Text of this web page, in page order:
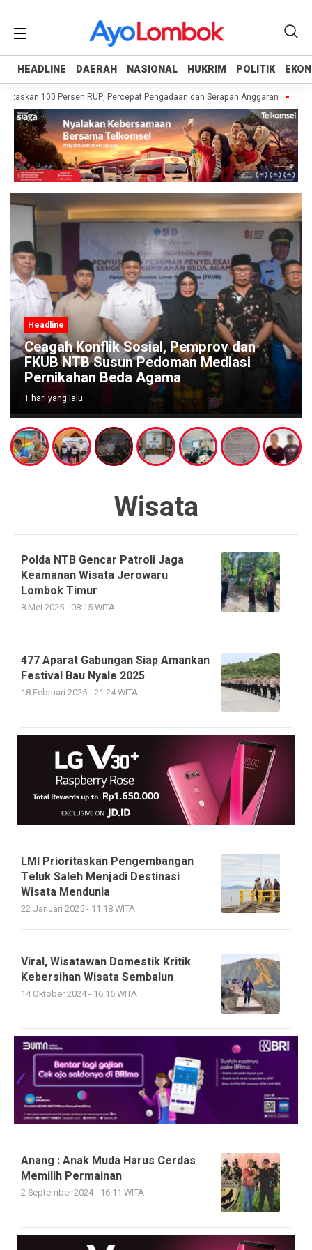
HEADLINE DAERAH NASIONAL HUKRIM POLITIK
HEADLINE DAERAH NASIONAL HUKRIM POLITIK
100 Persen RUP, Percepat Pengadaan dan Serapan Anggaran
Headline
Bidik Lebih dari 145 Ribu Penonton, ITDC
Group dan Polda NTB Matangkan
Persiapan Pertamina Grand Prix of
Indonesia 2026
2 hari yang lalu
Wisata
Polda NTB Gencar Patroli Jaga
Keamanan Wisata Jerowaru
Lombok Timur
8 Mei 2025 - 08:15 WITA
477 Aparat Gabungan Siap Amankan
Festival Bau Nyale 2025
18 Februari 2025 - 21:24 WITA
LMI Prioritaskan Pengembangan
Teluk Saleh Menjadi Destinasi
Wisata Mendunia
22 Januari 2025 - 11:18 WITA
Viral, Wisatawan Domestik Kritik
Kebersihan Wisata Sembalun
14 Oktober 2024 - 16:16 WITA
Anang : Anak Muda Harus Cerdas
Memilih Permainan
2 September 2024 - 16:11 WITA